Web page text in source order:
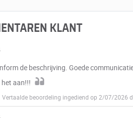
KLANT
de beschrijving. Goede
aan!!!
Vertaalde beoordeling ingediend op 2/07/2026